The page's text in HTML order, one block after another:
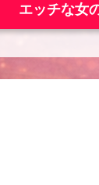
エッチな女